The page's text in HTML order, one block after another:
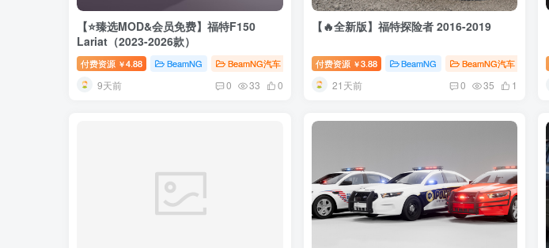
【⭐臻选MOD&会员免费】福特F150
Lariat（2023-2026款）
付费资源 ￥4.88 BeamNG BeamNG汽车 臻选MOD
9天前 0 33 0
【🔥全新版】福特探险者 2016-2019
付费资源 ￥3.88 BeamNG BeamNG汽车
21天前 0 35 1